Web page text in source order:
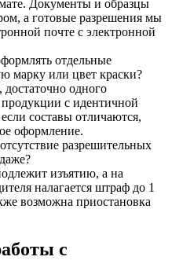
Документы и образцы
а готовые разрешения мы
почте с электронной
отдельные
марку или цвет краски?
одного
с идентичной
составы отличаются,
оформление.
разрешительных
изъятию, а на
налагается штраф до 1
возможна приостановка
с